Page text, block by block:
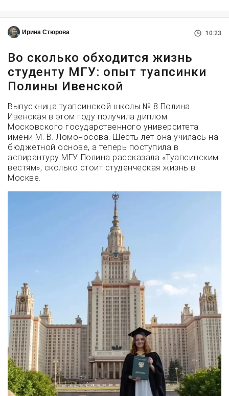
Ирина Стюрова 10:23
Во сколько обходится жизнь
студенту МГУ: опыт туапсинки
Полины Ивенской
Выпускница туапсинской школы № 8 Полина
Ивенская в этом году получила диплом
Московского государственного университета
имени М. В. Ломоносова. Шесть лет она училась на
бюджетной основе, а теперь поступила в
аспирантуру МГУ. Полина рассказала «Туапсинским
вестям», сколько стоит студенческая жизнь в
Москве.